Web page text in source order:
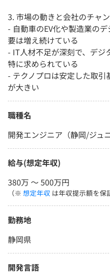
3. 市場の動きと会社のチャ
- 自動車のEV化や製造業の
要は増え続けている
- IT人材不足が深刻で、デジ
特に求められている
- テクノプロは安定した取
が大きい
職種名
開発エンジニア（静岡/ジュニ
給与(想定年収)
380万 〜 500万円
（※ 想定年収 は年収提示額を保
勤務地
静岡県
開発言語